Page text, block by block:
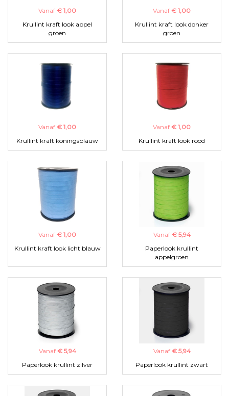
Vanaf € 1,00
Krullint kraft look appel
groen
Vanaf € 1,00
Krullint kraft look donker
groen
Vanaf € 1,00
Krullint kraft koningsblauw
Vanaf € 1,00
Krullint kraft look rood
Vanaf € 1,00
Krullint kraft look licht blauw
Vanaf € 5,94
Paperlook krullint
appelgroen
Vanaf € 5,94
Paperlook krullint zilver
Vanaf € 5,94
Paperlook krullint zwart